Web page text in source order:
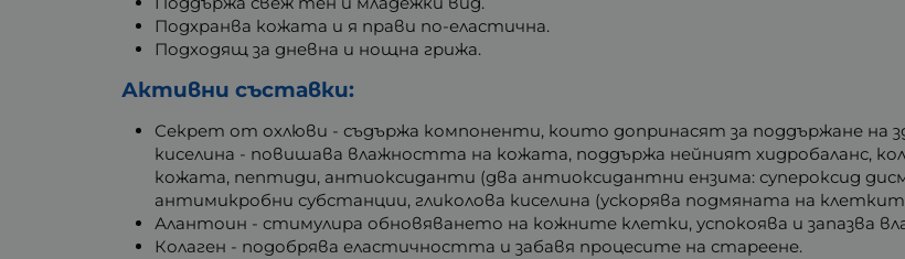
Подхранва кожата и я прави по-еластична.
Подходящ за дневна и нощна грижа.
Активни съставки:
Секрет от охлюви - съдържа компоненти, които допринасят за поддържане на
киселина - повишава влажността на кожата, поддържа нейният хидробаланс,
кожата, пептиди, антиоксиданти (два антиоксидантни ензима: супероксид
антимикробни субстанции, гликолова киселина (ускорява подмяната на
Алантоин - стимулира обновяването на кожните клетки, успокоява и запазва
Колаген - подобрява еластичността и забавя процесите на стареене.